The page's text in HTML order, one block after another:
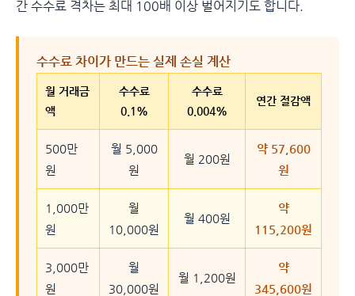
간 수수료 격차는 최대 100배 이상 벌어지기도 합니다.
수수료 차이가 만드는 실제 손실 계산
월 거래금
액
수수료
0.1%
수수료
0.004%
연간 절감액
500만
원
월 5,000
원
월 200원
약 57,600
원
1,000만
원
월
10,000원
월 400원
약
115,200원
3,000만
원
월
30,000원
월 1,200원
약
345,600원